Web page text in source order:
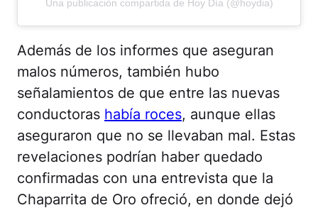
Una publicación compartida de Hoy Día (@hoydia)
Además de los informes que aseguran
malos números, también hubo
señalamientos de que entre las nuevas
conductoras había roces, aunque ellas
aseguraron que no se llevaban mal. Estas
revelaciones podrían haber quedado
confirmadas con una entrevista que la
Chaparrita de Oro ofreció, en donde dejó